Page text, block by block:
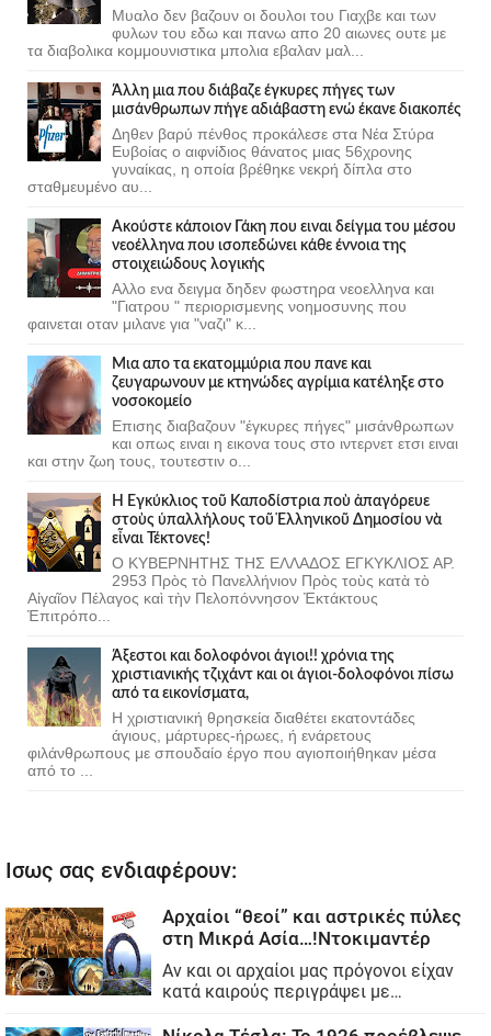
Μυαλο δεν βαζουν οι δουλοι του Γιαχβε και των
φυλων του εδω και πανω απο 20 αιωνες ουτε με
τα διαβολικα κομμουνιστικα μπολια εβαλαν μαλ...
Άλλη μια που διάβαζε έγκυρες πήγες των
μισάνθρωπων πήγε αδιάβαστη ενώ έκανε διακοπές
Δηθεν βαρύ πένθος προκάλεσε στα Νέα Στύρα
Ευβοίας ο αιφνίδιος θάνατος μιας 56χρονης
γυναίκας, η οποία βρέθηκε νεκρή δίπλα στο
σταθμευμένο αυ...
Ακούστε κάποιον Γάκη που ειναι δείγμα του μέσου
νεοέλληνα που ισοπεδώνει κάθε έννοια της
στοιχειώδους λογικής
Αλλο ενα δειγμα δηδεν φωστηρα νεοελληνα και
"Γιατρου " περιορισμενης νοημοσυνης που
φαινεται οταν μιλανε για "ναζι" κ...
Μια απο τα εκατομμύρια που πανε και
ζευγαρωνουν με κτηνώδες αγρίμια κατέληξε στο
νοσοκομείο
Επισης διαβαζουν "έγκυρες πήγες" μισάνθρωπων
και οπως ειναι η εικονα τους στο ιντερνετ ετσι ειναι
και στην ζωη τους, τουτεστιν ο...
Ἡ Ἐγκύκλιος τοῦ Καποδίστρια ποὺ ἀπαγόρευε
στοὺς ὑπαλλήλους τοῦ Ἑλληνικοῦ Δημοσίου νὰ
εἶναι Τέκτονες!
Ο ΚΥΒΕΡΝΗΤΗΣ ΤΗΣ ΕΛΛΑΔΟΣ ΕΓΚΥΚΛΙΟΣ ΑΡ.
2953 Πρὸς τὸ Πανελλήνιον Πρὸς τοὺς κατὰ τὸ
Αἰγαῖον Πέλαγος καὶ τὴν Πελοπόννησον Ἐκτάκτους
Ἐπιτρόπο...
Άξεστοι και δολοφόνοι άγιοι!! χρόνια της
χριστιανικής τζιχάντ και οι άγιοι-δολοφόνοι πίσω
από τα εικονίσματα,
Η χριστιανική θρησκεία διαθέτει εκατοντάδες
άγιους, μάρτυρες-ήρωες, ή ενάρετους
φιλάνθρωπους με σπουδαίο έργο που αγιοποιήθηκαν μέσα
από το ...